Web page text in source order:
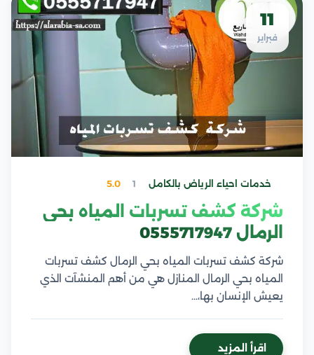
11
فبراير
خدمات احياء الرياض بالكامل 1
5.0
شركة كشف تسربات المياه بحي
الرمال 0555717947
شركة كشف تسربات المياه بحي الرمال كشف تسربات
المياه بحي الرمال المنازل هي من أهم المنشآت الذي
يعيش الإنسان بها،…
اقرأ المزيد